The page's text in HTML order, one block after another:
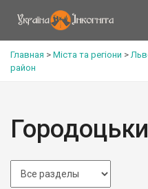
Главная > Міста та регіони >
район